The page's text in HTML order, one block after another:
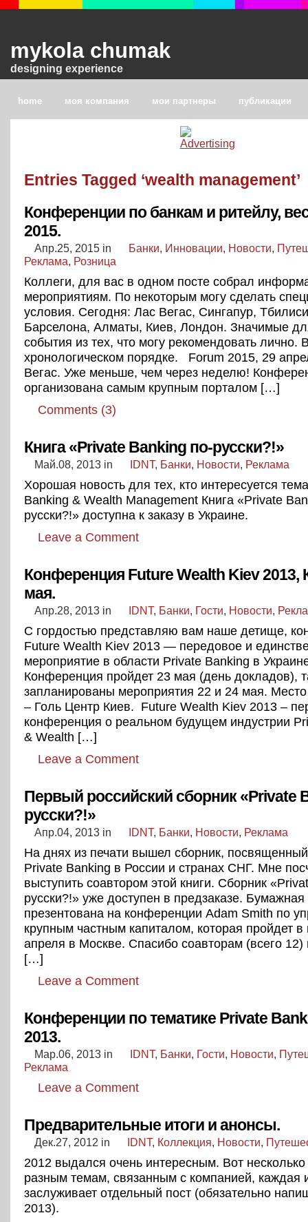
mykola chumak
designing experience
home моя компания мои партнеры публикации
Entries Tagged ‘wealth management’
Конференции по банкам и ритейлу,
2015.
Апр.25, 2015 in Банки, Инновации, Новости,
Реклама, Розница
Коллеги, для вас в одном посте собрал
мероприятиям. По некоторым могу сделать
условия. Сегодня: Лас Вегас, Сингапур,
Барселона, Алматы, Киев, Лондон. Значимые
события из тех, что могу рекомендовать лично.
хронологическом порядке. Forum 2015, 29
Вегас. Уже меньше, чем через неделю!
организована самым крупным порталом […]
Comments (3)
Книга «Private Banking по-русски?!»
Май.08, 2013 in IDNT, Банки, Новости, Реклама
Хорошая новость для тех, кто интересуется
Banking & Wealth Management Книга «Private
русски?!» доступна к заказу в Украине.
Leave a Comment
Конференция Future Wealth Kiev 2013,
мая.
Апр.28, 2013 in IDNT, Банки, Гости, Новости,
С гордостью представляю вам наше детище,
Future Wealth Kiev 2013 — передовое и
мероприятие в области Private Banking в
Конференция пройдет 23 мая (день докладов),
запланированы мероприятия 22 и 24 мая.
– Голь Центр Киев. Future Wealth Kiev 2013 –
конференция о реальном будущем индустрии
& Wealth […]
Leave a Comment
Первый российский сборник «Private
русски?!»
Апр.04, 2013 in IDNT, Банки, Новости, Реклама
На днях из печати вышел сборник,
Private Banking в России и странах СНГ. Мне
выступить соавтором этой книги. Сборник
русски?!» уже доступен в предзаказе. Бумажная
презентована на конференции Adam Smith по
крупным частным капиталом, которая пройдет в
апреля в Москве. Спасибо соавторам (всего 12)
[…]
Leave a Comment
Конференции по тематике Private
2013.
Мар.06, 2013 in IDNT, Банки, Гости, Новости,
Реклама
Leave a Comment
Предварительные итоги и анонсы.
Дек.27, 2012 in IDNT, Коллекция, Новости,
2012 выдался очень интересным. Вот
разным темам, связанным с компанией, каждая
заслуживает отдельный пост (обязательно
2013).